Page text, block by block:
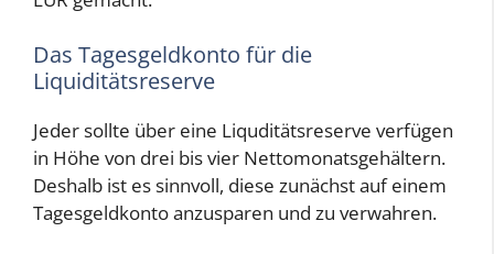
Das Tagesgeldkonto für die
Liquiditätsreserve
Jeder sollte über eine Liquditätsreserve verfügen
in Höhe von drei bis vier Nettomonatsgehältern.
Deshalb ist es sinnvoll, diese zunächst auf einem
Tagesgeldkonto anzusparen und zu verwahren.